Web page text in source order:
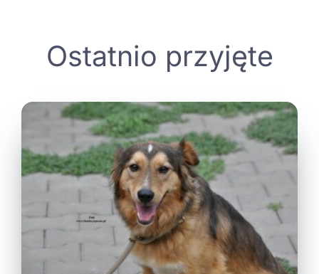
Ostatnio przyjęte